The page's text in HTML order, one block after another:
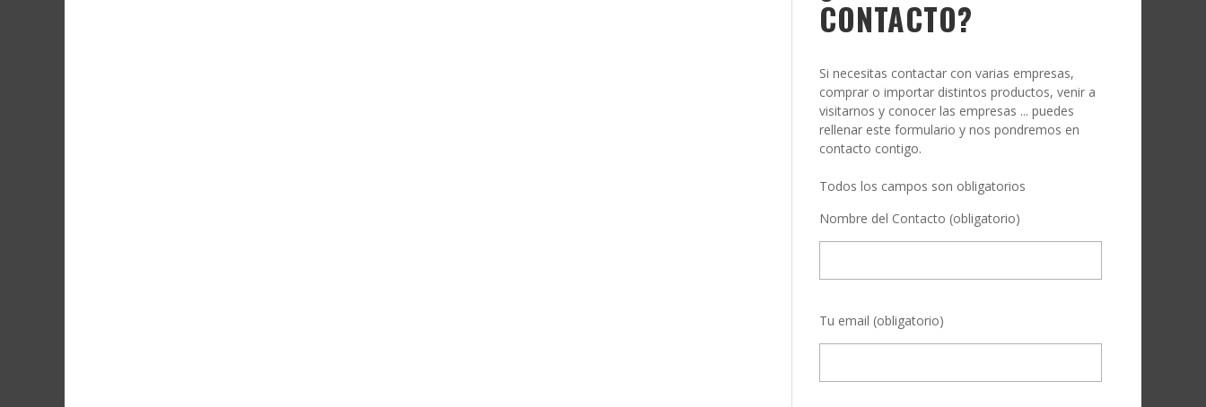
CONTACTO?
Si necesitas contactar con varias empresas,
comprar o importar distintos productos, venir a
visitarnos y conocer las empresas ... puedes
rellenar este formulario y nos pondremos en
contacto contigo.
Todos los campos son obligatorios
Nombre del Contacto (obligatorio)
Tu email (obligatorio)